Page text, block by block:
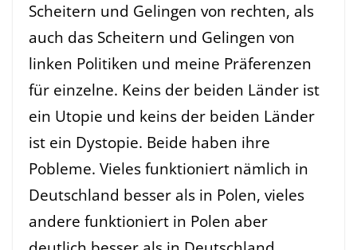
Scheitern und Gelingen von rechten, als
auch das Scheitern und Gelingen von
linken Politiken und meine Präferenzen
für einzelne. Keins der beiden Länder ist
ein Utopie und keins der beiden Länder
ist ein Dystopie. Beide haben ihre
Pobleme. Vieles funktioniert nämlich in
Deutschland besser als in Polen, vieles
andere funktioniert in Polen aber